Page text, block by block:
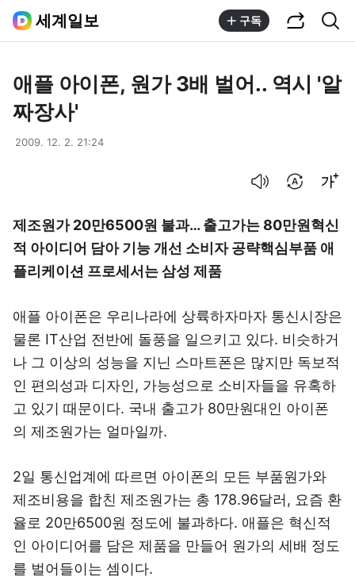
세계일보 구독
애플 아이폰, 원가 3배 벌어.. 역시 '알
짜장사'
2009. 12. 2. 21:24
제조원가 20만6500원 불과… 출고가는 80만원혁신
적 아이디어 담아 기능 개선 소비자 공략핵심부품 애
플리케이션 프로세서는 삼성 제품
애플 아이폰은 우리나라에 상륙하자마자 통신시장은
물론 IT산업 전반에 돌풍을 일으키고 있다. 비슷하거
나 그 이상의 성능을 지닌 스마트폰은 많지만 독보적
인 편의성과 디자인, 가능성으로 소비자들을 유혹하
고 있기 때문이다. 국내 출고가 80만원대인 아이폰
의 제조원가는 얼마일까.
2일 통신업계에 따르면 아이폰의 모든 부품원가와
제조비용을 합친 제조원가는 총 178.96달러, 요즘 환
율로 20만6500원 정도에 불과하다. 애플은 혁신적
인 아이디어를 담은 제품을 만들어 원가의 세배 정도
를 벌어들이는 셈이다.